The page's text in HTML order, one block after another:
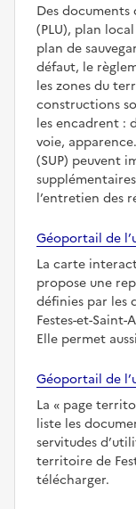
Des documents
(PLU), plan
plan de
défaut, le
les zones du
constructions
les encadrent :
voie,
(SUP) peuvent
l’entretien des
Géoportail de
La carte
propose une
définies par les
Festes-et-
Elle permet
Géoportail de
La
page
liste les
servitudes
territoire de
télécharger.